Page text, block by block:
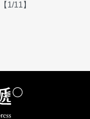
1/11】